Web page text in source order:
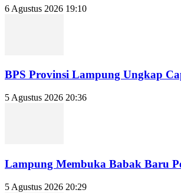
6 Agustus 2026 19:10
BPS Provinsi Lampung Ungkap
5 Agustus 2026 20:36
Lampung Membuka Babak Baru
5 Agustus 2026 20:29